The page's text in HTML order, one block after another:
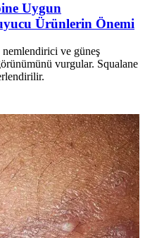
Uygun
Ürünlerin Önemi
ve güneş
vurgular. Squalane